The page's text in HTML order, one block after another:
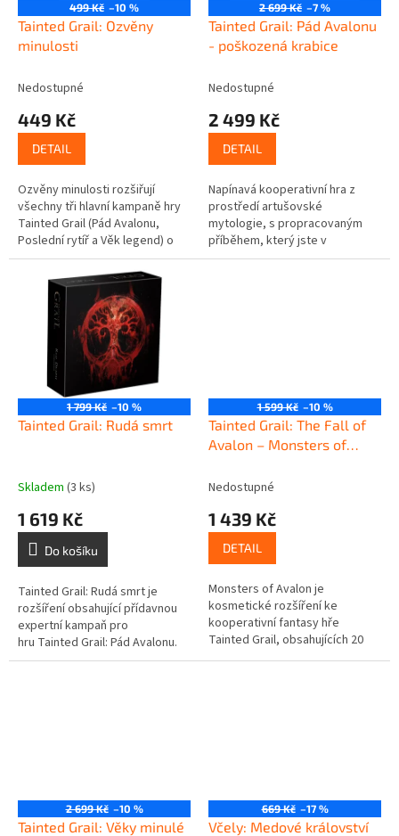
499 Kč –10 %
Tainted Grail: Ozvěny
minulosti
Nedostupné
449 Kč
DETAIL
Ozvěny minulosti rozšiřují
všechny tři hlavní kampaně hry
Tainted Grail (Pád Avalonu,
Poslední rytíř a Věk legend) o
osobní příběhy a unikátní
vzpomínky pro každou ze 13...
2 699 Kč –7 %
Tainted Grail: Pád Avalonu
- poškozená krabice
Nedostupné
2 499 Kč
DETAIL
Napínavá kooperativní hra z
prostředí artušovské
mytologie, s propracovaným
příběhem, který jste v
deskových hrách dosud nezažili!
1 799 Kč –10 %
Tainted Grail: Rudá smrt
Skladem (3 ks)
1 619 Kč
Do košíku
Tainted Grail: Rudá smrt je
rozšíření obsahující přídavnou
expertní kampaň pro
hru Tainted Grail: Pád Avalonu.
Obsahuje 32 nových lokací,
1 599 Kč –10 %
Tainted Grail: The Fall of
Avalon – Monsters of
Nedostupné
1 439 Kč
DETAIL
Monsters of Avalon je
kosmetické rozšíření ke
kooperativní fantasy hře
Tainted Grail, obsahujících 20
detailních figurek – 11 pro
2 699 Kč –10 %
Tainted Grail: Věky minulé
669 Kč –17 %
Včely: Medové království